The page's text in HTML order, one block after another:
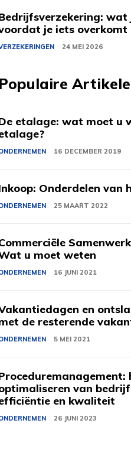
wat
je iets overkomt
24 MEI 2026
Populaire
etalage: wat moet u
16 DECEMBER 2019
Onderdelen van
25 MAART 2022
u moet weten
16 JUNI 2021
en
de resterende
5 MEI 2021
van
en kwaliteit
26 JUNI 2023